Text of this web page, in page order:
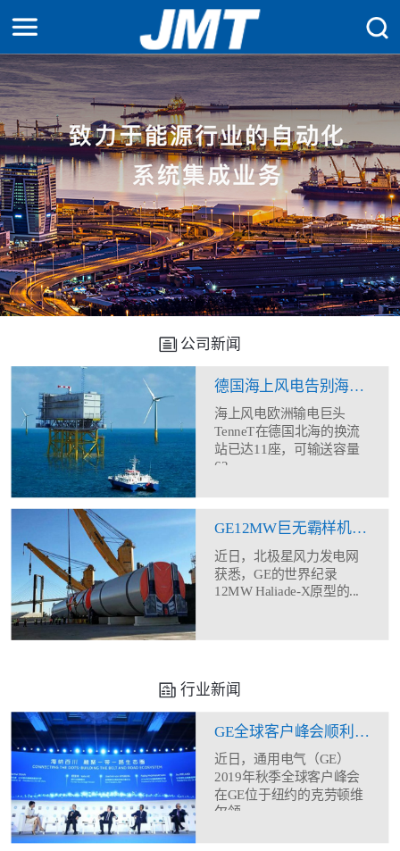
公司新闻
德国海上风电告别海上升压站？换流站“一石二鸟”看来不是痴人说梦
海上风电欧洲输电巨头
TenneT在德国北海的换流
站已达11座，可输送容量
62...
GE12MW巨无霸样机塔筒现身
近日，北极星风力发电网
获悉，GE的世界纪录
12MW Haliade-X原型的...
行业新闻
GE全球客户峰会顺利闭幕 助力合作伙伴全方位能力建设
近日，通用电气（GE）
2019年秋季全球客户峰会
在GE位于纽约的克劳顿维
尔领...